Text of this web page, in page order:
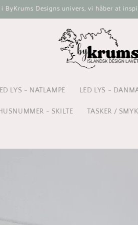
ByKrums Designs univers, vi håber at
LYS - NATLAMPE LED LYS -
- SKILTE TASKER /